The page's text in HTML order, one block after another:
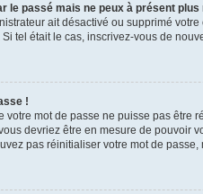
le passé mais ne peux à présent
ait désactivé ou supprimé
tel était le cas, inscrivez-vous de
!
votre mot de passe ne puisse pas être
devriez être en mesure de pouvoir
pas réinitialiser votre mot de